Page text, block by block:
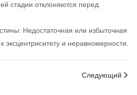
стадии отклоняются перед
Недостаточная или избыточная
эксцентриситету и неравномерности.
Следующий